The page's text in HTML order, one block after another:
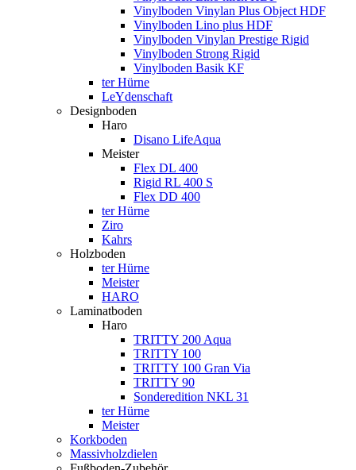
Vinylboden Vinylan Plus Object HDF
Vinylboden Lino plus HDF
Vinylboden Vinylan Prestige Rigid
Vinylboden Strong Rigid
Vinylboden Basik KF
ter Hürne
LeYdenschaft
Designboden
Haro
Disano LifeAqua
Meister
Flex DL 400
Rigid RL 400 S
Flex DD 400
ter Hürne
Ziro
Kahrs
Holzboden
ter Hürne
Meister
HARO
Laminatboden
Haro
TRITTY 200 Aqua
TRITTY 100
TRITTY 100 Gran Via
TRITTY 90
Sonderedition NKL 31
ter Hürne
Meister
Korkboden
Massivholzdielen